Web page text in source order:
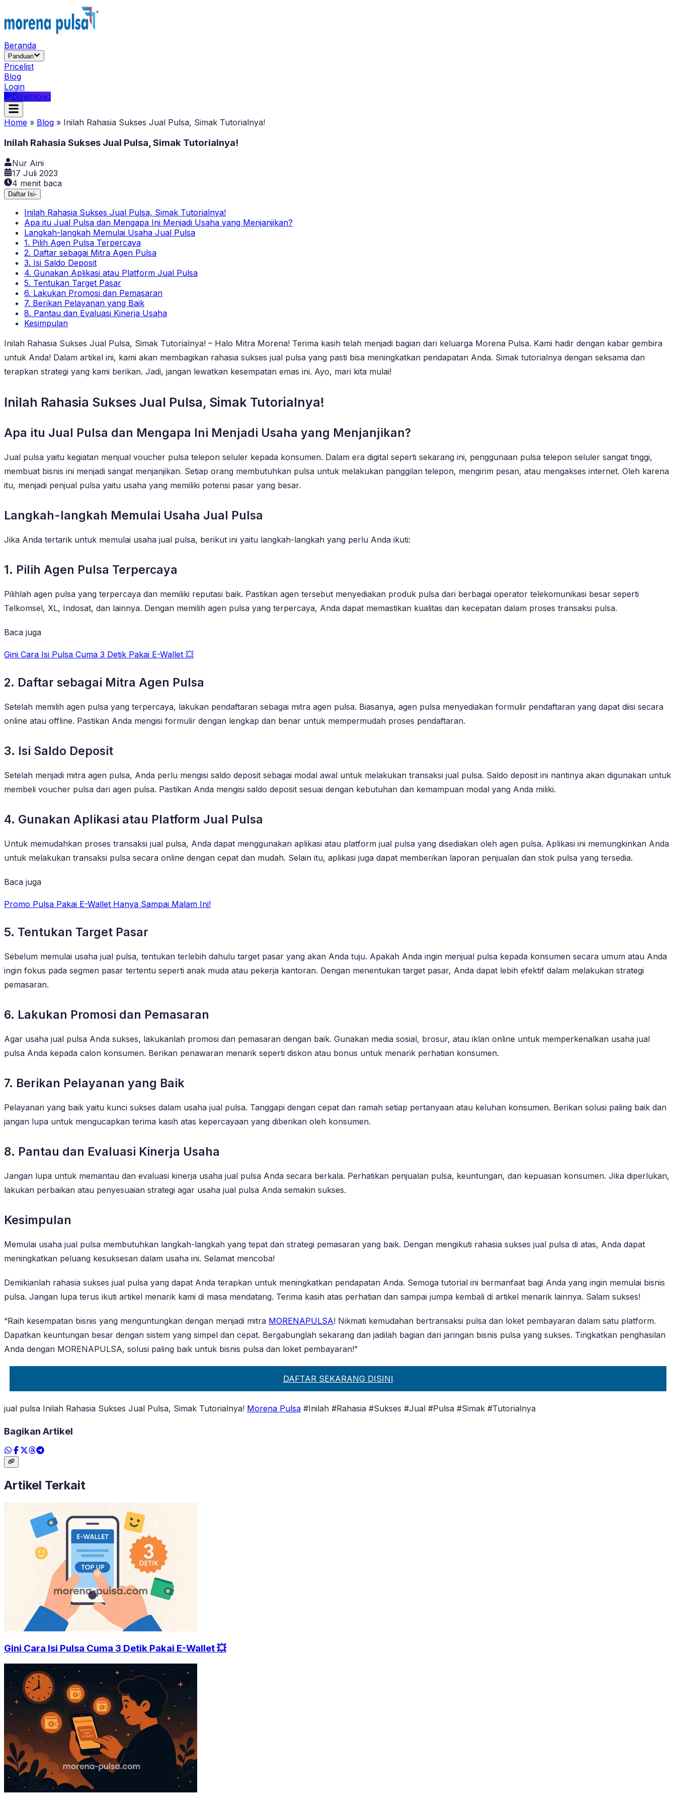
Beranda
Panduan
Pricelist
Blog
Login
Download
Home » Blog » Inilah Rahasia Sukses Jual Pulsa, Simak Tutorialnya!
Inilah Rahasia Sukses Jual Pulsa, Simak Tutorialnya!
Nur Aini
17 Juli 2023
4 menit baca
Daftar Isi-
Inilah Rahasia Sukses Jual Pulsa, Simak Tutorialnya!
Apa itu Jual Pulsa dan Mengapa Ini Menjadi Usaha yang Menjanjikan?
Langkah-langkah Memulai Usaha Jual Pulsa
1. Pilih Agen Pulsa Terpercaya
2. Daftar sebagai Mitra Agen Pulsa
3. Isi Saldo Deposit
4. Gunakan Aplikasi atau Platform Jual Pulsa
5. Tentukan Target Pasar
6. Lakukan Promosi dan Pemasaran
7. Berikan Pelayanan yang Baik
8. Pantau dan Evaluasi Kinerja Usaha
Kesimpulan
Inilah Rahasia Sukses Jual Pulsa, Simak Tutorialnya! – Halo Mitra Morena! Terima kasih telah menjadi bagian dari keluarga Morena Pulsa. Kami hadir dengan kabar gembira
untuk Anda! Dalam artikel ini, kami akan membagikan rahasia sukses jual pulsa yang pasti bisa meningkatkan pendapatan Anda. Simak tutorialnya dengan seksama dan
terapkan strategi yang kami berikan. Jadi, jangan lewatkan kesempatan emas ini. Ayo, mari kita mulai!
Inilah Rahasia Sukses Jual Pulsa, Simak Tutorialnya!
Apa itu Jual Pulsa dan Mengapa Ini Menjadi Usaha yang Menjanjikan?
Jual pulsa yaitu kegiatan menjual voucher pulsa telepon seluler kepada konsumen. Dalam era digital seperti sekarang ini, penggunaan pulsa telepon seluler sangat tinggi,
membuat bisnis ini menjadi sangat menjanjikan. Setiap orang membutuhkan pulsa untuk melakukan panggilan telepon, mengirim pesan, atau mengakses internet. Oleh karena
itu, menjadi penjual pulsa yaitu usaha yang memiliki potensi pasar yang besar.
Langkah-langkah Memulai Usaha Jual Pulsa
Jika Anda tertarik untuk memulai usaha jual pulsa, berikut ini yaitu langkah-langkah yang perlu Anda ikuti:
1. Pilih Agen Pulsa Terpercaya
Pilihlah agen pulsa yang terpercaya dan memiliki reputasi baik. Pastikan agen tersebut menyediakan produk pulsa dari berbagai operator telekomunikasi besar seperti
Telkomsel, XL, Indosat, dan lainnya. Dengan memilih agen pulsa yang terpercaya, Anda dapat memastikan kualitas dan kecepatan dalam proses transaksi pulsa.
Baca juga
Gini Cara Isi Pulsa Cuma 3 Detik Pakai E-Wallet 💥
2. Daftar sebagai Mitra Agen Pulsa
Setelah memilih agen pulsa yang terpercaya, lakukan pendaftaran sebagai mitra agen pulsa. Biasanya, agen pulsa menyediakan formulir pendaftaran yang dapat diisi secara
online atau offline. Pastikan Anda mengisi formulir dengan lengkap dan benar untuk mempermudah proses pendaftaran.
3. Isi Saldo Deposit
Setelah menjadi mitra agen pulsa, Anda perlu mengisi saldo deposit sebagai modal awal untuk melakukan transaksi jual pulsa. Saldo deposit ini nantinya akan digunakan untuk
membeli voucher pulsa dari agen pulsa. Pastikan Anda mengisi saldo deposit sesuai dengan kebutuhan dan kemampuan modal yang Anda miliki.
4. Gunakan Aplikasi atau Platform Jual Pulsa
Untuk memudahkan proses transaksi jual pulsa, Anda dapat menggunakan aplikasi atau platform jual pulsa yang disediakan oleh agen pulsa. Aplikasi ini memungkinkan Anda
untuk melakukan transaksi pulsa secara online dengan cepat dan mudah. Selain itu, aplikasi juga dapat memberikan laporan penjualan dan stok pulsa yang tersedia.
Baca juga
Promo Pulsa Pakai E-Wallet Hanya Sampai Malam Ini!
5. Tentukan Target Pasar
Sebelum memulai usaha jual pulsa, tentukan terlebih dahulu target pasar yang akan Anda tuju. Apakah Anda ingin menjual pulsa kepada konsumen secara umum atau Anda
ingin fokus pada segmen pasar tertentu seperti anak muda atau pekerja kantoran. Dengan menentukan target pasar, Anda dapat lebih efektif dalam melakukan strategi
pemasaran.
6. Lakukan Promosi dan Pemasaran
Agar usaha jual pulsa Anda sukses, lakukanlah promosi dan pemasaran dengan baik. Gunakan media sosial, brosur, atau iklan online untuk memperkenalkan usaha jual
pulsa Anda kepada calon konsumen. Berikan penawaran menarik seperti diskon atau bonus untuk menarik perhatian konsumen.
7. Berikan Pelayanan yang Baik
Pelayanan yang baik yaitu kunci sukses dalam usaha jual pulsa. Tanggapi dengan cepat dan ramah setiap pertanyaan atau keluhan konsumen. Berikan solusi paling baik dan
jangan lupa untuk mengucapkan terima kasih atas kepercayaan yang diberikan oleh konsumen.
8. Pantau dan Evaluasi Kinerja Usaha
Jangan lupa untuk memantau dan evaluasi kinerja usaha jual pulsa Anda secara berkala. Perhatikan penjualan pulsa, keuntungan, dan kepuasan konsumen. Jika diperlukan,
lakukan perbaikan atau penyesuaian strategi agar usaha jual pulsa Anda semakin sukses.
Kesimpulan
Memulai usaha jual pulsa membutuhkan langkah-langkah yang tepat dan strategi pemasaran yang baik. Dengan mengikuti rahasia sukses jual pulsa di atas, Anda dapat
meningkatkan peluang kesuksesan dalam usaha ini. Selamat mencoba!
Demikianlah rahasia sukses jual pulsa yang dapat Anda terapkan untuk meningkatkan pendapatan Anda. Semoga tutorial ini bermanfaat bagi Anda yang ingin memulai bisnis
pulsa. Jangan lupa terus ikuti artikel menarik kami di masa mendatang. Terima kasih atas perhatian dan sampai jumpa kembali di artikel menarik lainnya. Salam sukses!
“Raih kesempatan bisnis yang menguntungkan dengan menjadi mitra MORENAPULSA! Nikmati kemudahan bertransaksi pulsa dan loket pembayaran dalam satu platform.
Dapatkan keuntungan besar dengan sistem yang simpel dan cepat. Bergabunglah sekarang dan jadilah bagian dari jaringan bisnis pulsa yang sukses. Tingkatkan penghasilan
Anda dengan MORENAPULSA, solusi paling baik untuk bisnis pulsa dan loket pembayaran!”
DAFTAR SEKARANG DISINI
jual pulsa Inilah Rahasia Sukses Jual Pulsa, Simak Tutorialnya! Morena Pulsa #Inilah #Rahasia #Sukses #Jual #Pulsa #Simak #Tutorialnya
Bagikan Artikel
Artikel Terkait
Gini Cara Isi Pulsa Cuma 3 Detik Pakai E-Wallet 💥